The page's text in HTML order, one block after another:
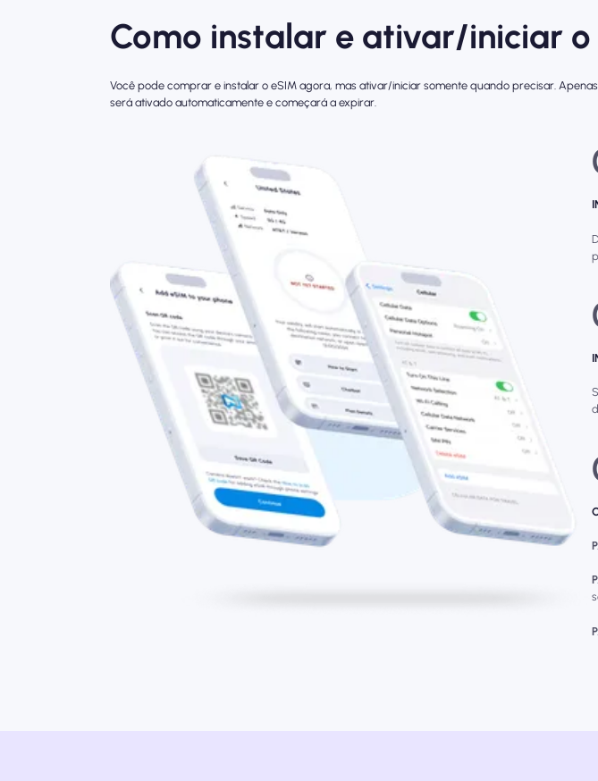
Como instalar e ativar/iniciar o
Você pode comprar e instalar o eSIM agora, mas ativar/iniciar somente quando precisar.
será ativado automaticamente e começará a expirar.